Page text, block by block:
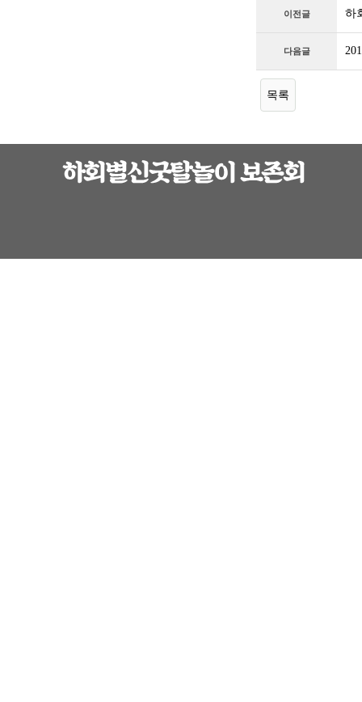
이전글 하
다음글
목록